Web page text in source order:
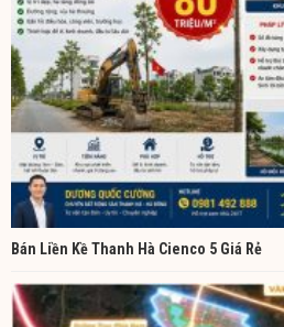
Bán Liền Kề Thanh Hà Cienco 5 Giá Rẻ